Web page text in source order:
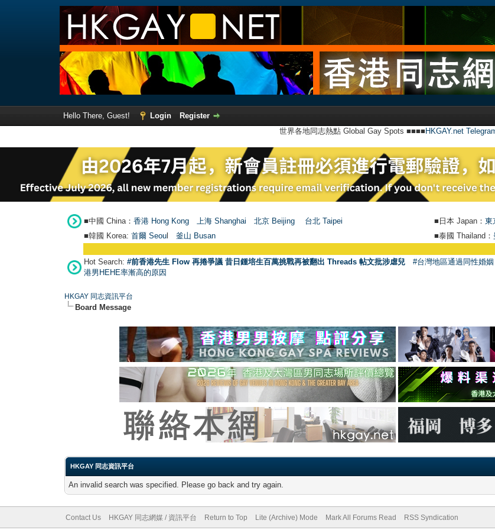
Hello There, Guest! Login
Register
世界各地同志熱點 Global Gay Spots ■■■■ HKGAY.net
■中國 China： 香港 Hong Kong 上海 Shanghai 北京 Beijing 台北 Taipei ■日本 Japan： 東
■韓國 Korea: 首爾 Seou 釜山 Busan ■泰國 Thailand：
Hot Search: #前香港先生 Flow 再捲爭議 昔日鍾培生百萬挑戰再被翻出 Threads 帖文批涉虐兒 #台灣地區通過同性婚姻
港男HEHE率漸高的原因
HKGAY 同志資訊平台
Board Message
HKGAY 同志資訊平台
An invalid search was specified. Please go back and try again.
Contact Us HKGAY 同志網媒 / 資訊平台 Return to Top Lite (Archive) Mode Mark All Forums Read RSS Syndication